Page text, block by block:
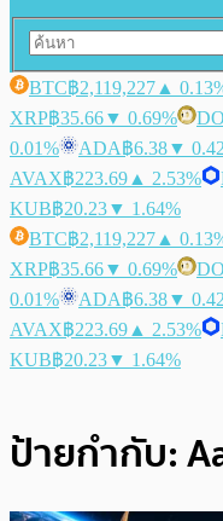
BTC฿2,119,227 ▲
XRP฿35.66▼ 0.69%
0.01%
ADA฿6.38▼
AVAX฿223.69 ▲ 2.53%
KUB฿20.23▼ 1.64%
BTC฿2,119,227 ▲
XRP฿35.66▼ 0.69%
0.01%
ADA฿6.38▼
AVAX฿223.69 ▲ 2.53%
KUB฿20.23▼ 1.64%
ป้ายกำกับ: